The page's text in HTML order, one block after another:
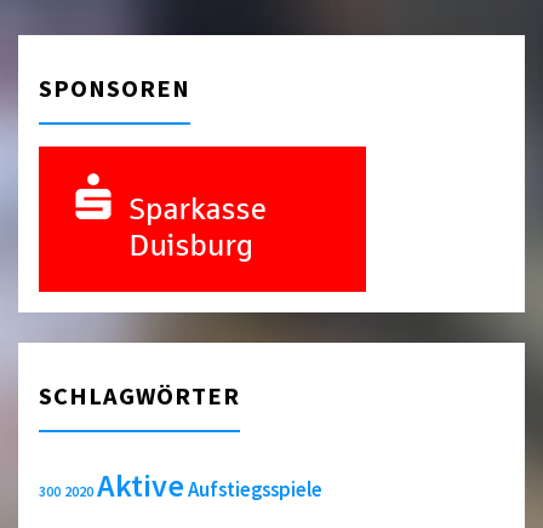
SPONSOREN
SCHLAGWÖRTER
300 2020 AktiveAufstiegsspiele